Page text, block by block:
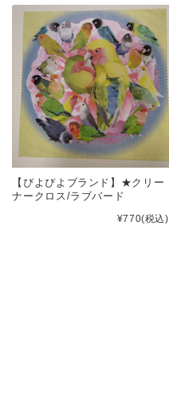
【ぴよぴよブランド】★クリー
ナークロス/ラブバード
¥770(税込)